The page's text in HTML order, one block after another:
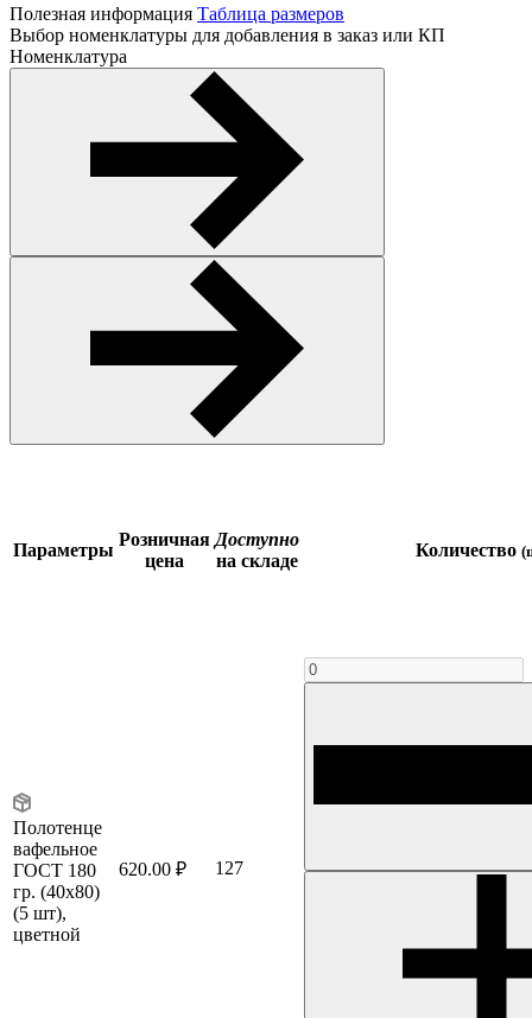
Полезная информация Таблица размеров
Выбор номенклатуры для добавления в заказ или КП
Номенклатура
Параметры
Розничная
цена
Доступно
на складе
Количество
Полотенце
вафельное
ГОСТ 180
гр. (40х80)
(5 шт),
цветной
620.00 ₽ 127